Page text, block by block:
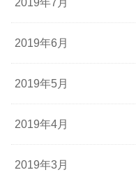
2019年6月
2019年5月
2019年4月
2019年3月